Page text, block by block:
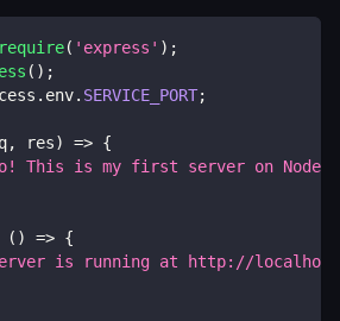
require( 'express' ) ;
( ) ;
. env. SERVICE_PORT;
, res) => {
This is my first server on
( ) => {
is running at http://